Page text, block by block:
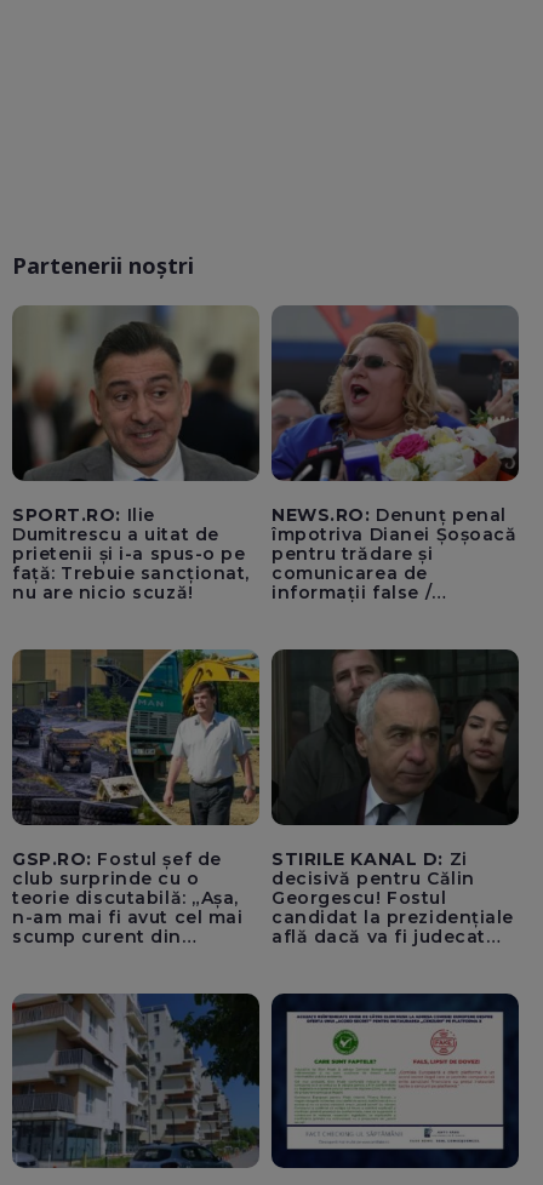
Partenerii noștri
SPORT.RO: Ilie
Dumitrescu a uitat de
prietenii și i-a spus-o pe
față: Trebuie sancționat,
nu are nicio scuză!
NEWS.RO: Denunț penal
împotriva Dianei Șoșoacă
pentru trădare și
comunicarea de
informații false /
Înalta Curte de Casație și
Justiție de Adrian
Băzăvan și Asociația
„Lupii Tricolori”
GSP.RO: Fostul șef de
club surprinde cu o
teorie discutabilă: „Așa,
n-am mai fi avut cel mai
scump curent din
STIRILE KANAL D: Zi
decisivă pentru Călin
Georgescu! Fostul
candidat la prezidențiale
află dacă va fi judecat